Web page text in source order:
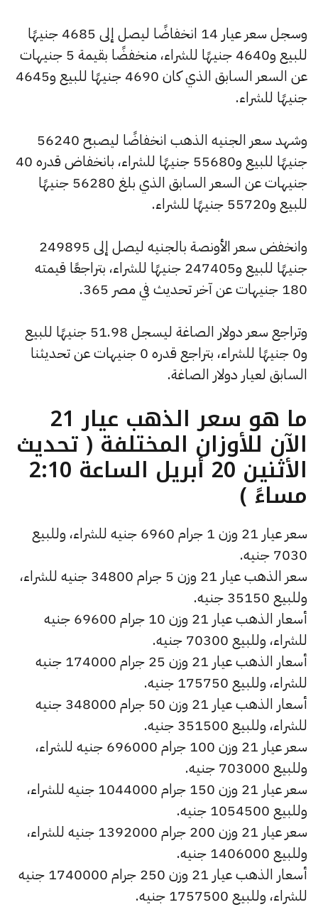
وسجل سعر عيار 14 انخفاضًا ليصل إلى 4685 جنيهًا
للبيع و4640 جنيهًا للشراء، منخفضًا بقيمة 5 جنيهات
عن السعر السابق الذي كان 4690 جنيهًا للبيع و4645
جنيهًا للشراء.
وشهد سعر الجنيه الذهب انخفاضًا ليصبح 56240
جنيهًا للبيع و55680 جنيهًا للشراء، بانخفاض قدره 40
جنيهات عن السعر السابق الذي بلغ 56280 جنيهًا
للبيع و55720 جنيهًا للشراء.
وانخفض سعر الأونصة بالجنيه ليصل إلى 249895
جنيهًا للبيع و247405 جنيهًا للشراء، بتراجعًا قيمته
180 جنيهات عن آخر تحديث في مصر 365.
وتراجع سعر دولار الصاغة ليسجل 51.98 جنيهًا للبيع
و0 جنيهًا للشراء، بتراجع قدره 0 جنيهات عن تحديثنا
السابق لعيار دولار الصاغة.
ما هو سعر الذهب عيار 21
الآن للأوزان المختلفة ( تحديث
الأثنين 20 أبريل الساعة 2:10
مساءً )
سعر عيار 21 وزن 1 جرام 6960 جنيه للشراء، وللبيع
7030 جنيه.
سعر الذهب عيار 21 وزن 5 جرام 34800 جنيه للشراء،
وللبيع 35150 جنيه.
أسعار الذهب عيار 21 وزن 10 جرام 69600 جنيه
للشراء، وللبيع 70300 جنيه.
أسعار الذهب عيار 21 وزن 25 جرام 174000 جنيه
للشراء، وللبيع 175750 جنيه.
أسعار الذهب عيار 21 وزن 50 جرام 348000 جنيه
للشراء، وللبيع 351500 جنيه.
سعر عيار 21 وزن 100 جرام 696000 جنيه للشراء،
وللبيع 703000 جنيه.
سعر عيار 21 وزن 150 جرام 1044000 جنيه للشراء،
وللبيع 1054500 جنيه.
سعر عيار 21 وزن 200 جرام 1392000 جنيه للشراء،
وللبيع 1406000 جنيه.
أسعار الذهب عيار 21 وزن 250 جرام 1740000 جنيه
للشراء، وللبيع 1757500 جنيه.